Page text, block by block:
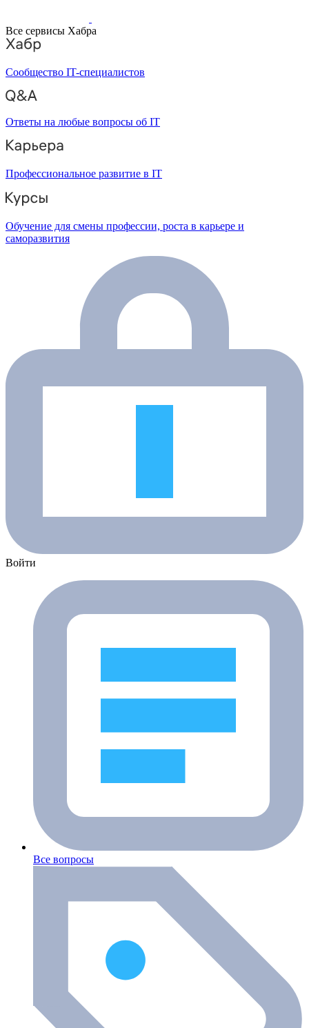
Все сервисы Хабра
Сообщество IT-специалистов
Ответы на любые вопросы об IT
Профессиональное развитие в IT
Обучение для смены профессии, роста в карьере и
саморазвития
Войти
Все вопросы